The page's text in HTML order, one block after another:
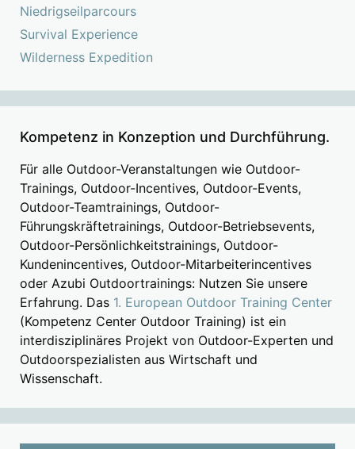
Niedrigseilparcours
Survival Experience
Wilderness Expedition
Kompetenz in Konzeption und Durchführung.
Für alle Outdoor-Veranstaltungen wie Outdoor-
Trainings, Outdoor-Incentives, Outdoor-Events,
Outdoor-Teamtrainings, Outdoor-
Führungskräftetrainings, Outdoor-Betriebsevents,
Outdoor-Persönlichkeitstrainings, Outdoor-
Kundenincentives, Outdoor-Mitarbeiterincentives
oder Azubi Outdoortrainings: Nutzen Sie unsere
Erfahrung. Das 1. European Outdoor Training Center
(Kompetenz Center Outdoor Training) ist ein
interdisziplinäres Projekt von Outdoor-Experten und
Outdoorspezialisten aus Wirtschaft und
Wissenschaft.